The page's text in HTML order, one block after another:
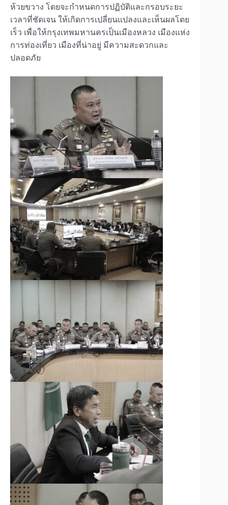
ห้วยขวาง โดยจะกำหนดการปฏิบัติและกรอบระยะ
เวลาที่ชัดเจน ให้เกิดการเปลี่ยนแปลงและเห็นผลโดย
เร็ว เพื่อให้กรุงเทพมหานครเป็นเมืองหลวง เมืองแห่ง
การท่องเที่ยว เมืองที่น่าอยู่ มีความสะดวกและ
ปลอดภัย